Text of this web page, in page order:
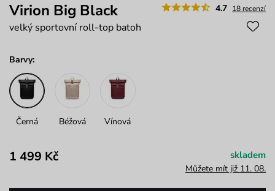
4.7 18 recenzí
Virion Big Black
velký sportovní roll-top batoh
Barvy:
Černá Béžová Vínová
1 499 Kč skladem
Můžete mít již 11. 08.